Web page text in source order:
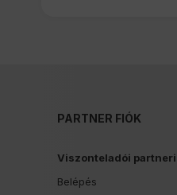
PARTNER FIÓK
Viszonteladói
Belépés